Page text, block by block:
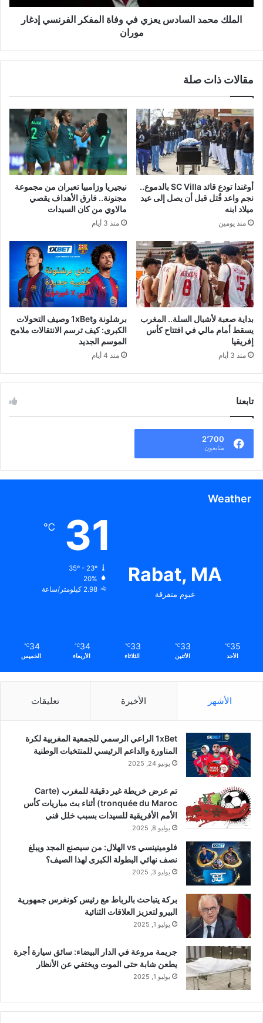
إدغار
مورانالملك محمد السادس يعزي في وفاة المفكر الفرنسي إدغار
موران
مقالات ذات صلة
أوغندا تودع قائد SC Villa بالدموع..
نجم واعد قُتل قبل أن يصل إلى عيد
ميلاد ابنه
منذ يومين
نيجيريا وزامبيا تعبران من مجموعة
مجنونة.. فارق الأهداف يقصي
مالاوي من كان السيدات
منذ 3 أيام
بداية صعبة لأشبال السلة.. المغرب
يسقط أمام مالي في افتتاح كأس
إفريقيا
منذ 3 أيام
برشلونة و1xBet وصيف التحولات
الكبرى: كيف ترسم الانتقالات ملامح
الموسم الجديد
منذ 4 أيام
تابعنا
2٬700
متابعون
Weather
Rabat, MA
غيوم متفرقة
31
℃
35º - 23º
20%
2.98 كيلومتر/ساعة
35
℃
الأحد
33
℃
الأثنين
33
℃
الثلاثاء
34
℃
الأربعاء
34
℃
الخميس
الأشهر الأخيرة تعليقات
1xBet الراعي الرسمي للجمعية المغربية لكرة
المناورة والداعم الرئيسي للمنتخبات الوطنية
يونيو 24, 2025
تم عرض خريطة غير دقيقة للمغرب (Carte
tronquée du Maroc) أثناء بث مباريات كأس
الأمم الأفريقية للسيدات بسبب خلل فني
يوليو 8, 2025
فلومينينسي vs الهلال: من سيصنع المجد ويبلغ
نصف نهائي البطولة الكبرى لهذا الصيف؟
يوليو 3, 2025
بركة يتباحث بالرباط مع رئيس كونغرس جمهورية
البيرو لتعزيز العلاقات الثنائية
يوليو 1, 2025
جريمة مروعة في الدار البيضاء: سائق سيارة أجرة
يطعن شابة حتى الموت ويختفي عن الأنظار
يوليو 1, 2025